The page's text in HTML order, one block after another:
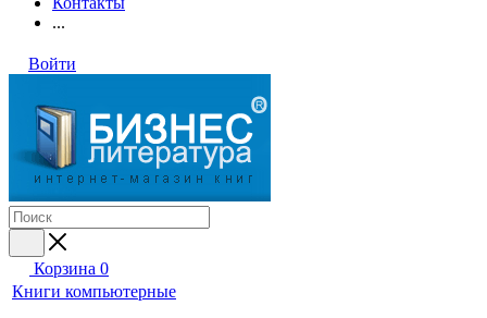
...
Войти
Корзина 0
Книги компьютерные